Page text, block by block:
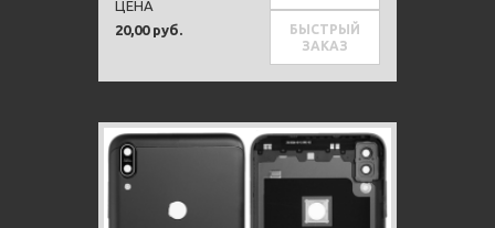
20,00 руб.
ЦЕНА
БЫСТРЫЙ
ЗАКАЗ